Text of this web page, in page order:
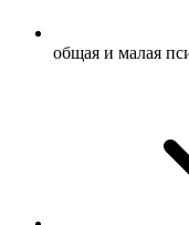
общая и малая